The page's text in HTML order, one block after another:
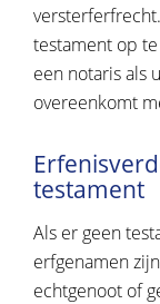
testament op
een notaris als
overeenkomt
testament
Als er geen
erfgenamen
echtgenoot of